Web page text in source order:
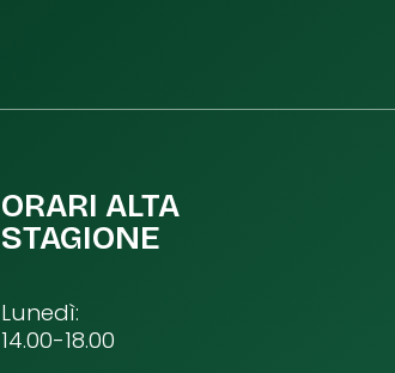
ORARI ALTA
STAGIONE
Lunedì:
14.00-18.00